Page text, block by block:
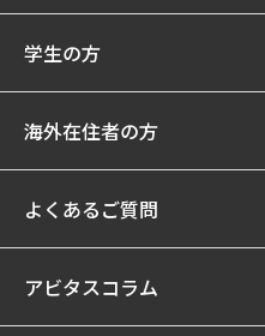
学生の方
海外在住者の方
よくあるご質問
アビタスコラム